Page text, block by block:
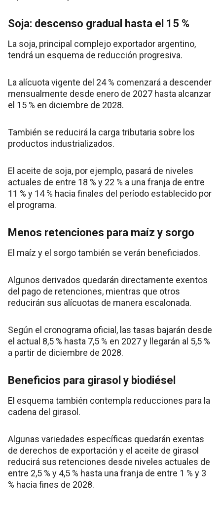
Soja: descenso gradual hasta el 15 %
La soja, principal complejo exportador argentino,
tendrá un esquema de reducción progresiva.
La alícuota vigente del 24 % comenzará a descender
mensualmente desde enero de 2027 hasta alcanzar
el 15 % en diciembre de 2028.
También se reducirá la carga tributaria sobre los
productos industrializados.
El aceite de soja, por ejemplo, pasará de niveles
actuales de entre 18 % y 22 % a una franja de entre
11 % y 14 % hacia finales del período establecido por
el programa.
Menos retenciones para maíz y sorgo
El maíz y el sorgo también se verán beneficiados.
Algunos derivados quedarán directamente exentos
del pago de retenciones, mientras que otros
reducirán sus alícuotas de manera escalonada.
Según el cronograma oficial, las tasas bajarán desde
el actual 8,5 % hasta 7,5 % en 2027 y llegarán al 5,5 %
a partir de diciembre de 2028.
Beneficios para girasol y biodiésel
El esquema también contempla reducciones para la
cadena del girasol.
Algunas variedades específicas quedarán exentas
de derechos de exportación y el aceite de girasol
reducirá sus retenciones desde niveles actuales de
entre 2,5 % y 4,5 % hasta una franja de entre 1 % y 3
% hacia fines de 2028.